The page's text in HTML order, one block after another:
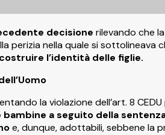
decisione rilevando che
perizia nella quale si sottolineava
l’identità delle figlie.
la violazione dell’art. 8
a seguito della
e, dunque, adottabili, sebbene la